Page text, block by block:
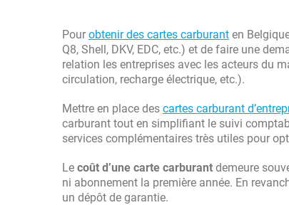
Pour obtenir des cartes carburant en
Q8, Shell, DKV, EDC, etc.) et de faire une
relation les entreprises avec les acteurs du
circulation, recharge électrique, etc.).
Mettre en place des cartes carburant
carburant tout en simplifiant le suivi
services complémentaires très utiles pour
Le coût d’une carte carburant demeure
ni abonnement la première année. En
un dépôt de garantie.